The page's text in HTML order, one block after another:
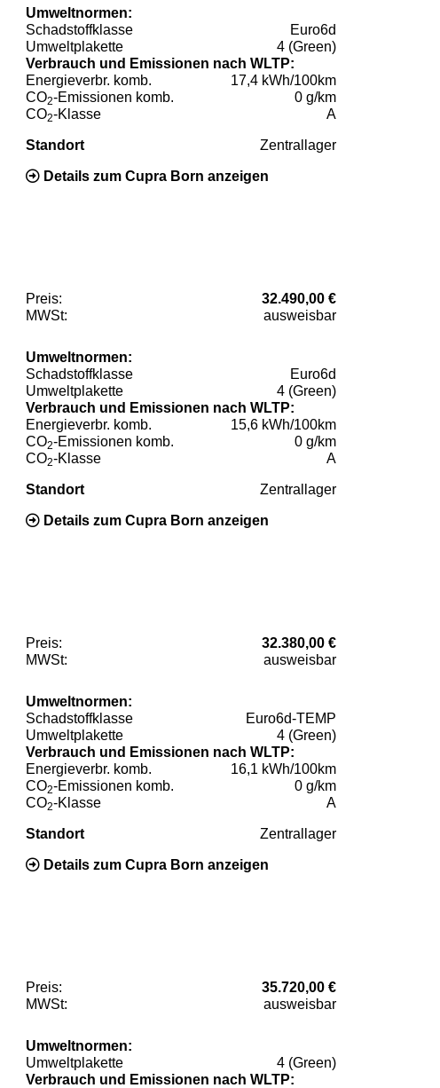
Umweltnormen:
Schadstoffklasse
Euro6d
Umweltplakette
4 (Green)
Verbrauch und Emissionen nach WLTP:
Energieverbr. komb.
17,4 kWh/100km
CO2-Emissionen komb.
0 g/km
CO2-Klasse A
Standort Zentrallager
Details zum Cupra Born anzeigen
Preis:
32.490,00 €
MWSt:
ausweisbar
Umweltnormen:
Schadstoffklasse
Euro6d
Umweltplakette
4 (Green)
Verbrauch und Emissionen nach WLTP:
Energieverbr. komb.
15,6 kWh/100km
CO2-Emissionen komb.
0 g/km
CO2-Klasse A
Standort Zentrallager
Details zum Cupra Born anzeigen
Preis:
32.380,00 €
MWSt:
ausweisbar
Umweltnormen:
Schadstoffklasse
Euro6d-TEMP
Umweltplakette
4 (Green)
Verbrauch und Emissionen nach WLTP:
Energieverbr. komb.
16,1 kWh/100km
CO2-Emissionen komb.
0 g/km
CO2-Klasse A
Standort Zentrallager
Details zum Cupra Born anzeigen
Preis:
35.720,00 €
MWSt:
ausweisbar
Umweltnormen:
Umweltplakette
4 (Green)
Verbrauch und Emissionen nach WLTP: